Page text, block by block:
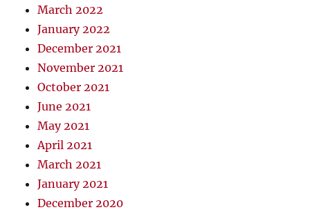
March 2022
January 2022
December 2021
November 2021
October 2021
June 2021
May 2021
April 2021
March 2021
January 2021
December 2020